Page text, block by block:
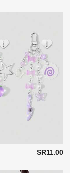
SR11.00